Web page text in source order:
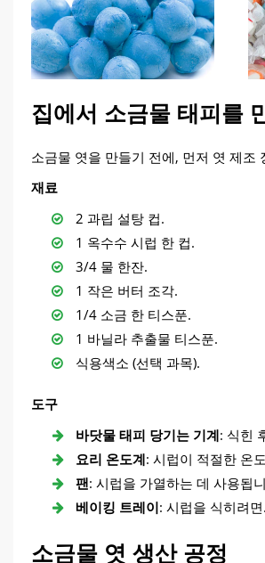
집에서 소금물 태피를
소금물 엿을 만들기 전에, 먼저 엿 제조
재료
2 과립 설탕 컵.
1 옥수수 시럽 한 컵.
3/4 물 한잔.
1 작은 버터 조각.
1/4 소금 한 티스푼.
1 바닐라 추출물 티스푼.
식용색소 (선택 과목).
도구
바닷물 태피 당기는 기계: 식힌
요리 온도계: 시럽이 적절한 온
팬: 시럽을 가열하는 데 사용됩
베이킹 트레이: 시럽을 식히려면.
소금물 엿 생산 공정